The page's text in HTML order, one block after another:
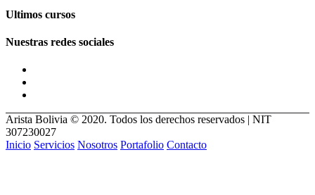
Ultimos cursos
Nuestras redes sociales
Arista Bolivia © 2020. Todos los derechos reservados | NIT
307230027
Inicio Servicios Nosotros Portafolio Contacto